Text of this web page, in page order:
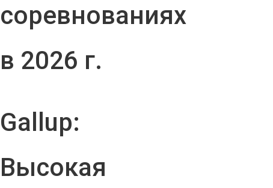
соревнованиях
в 2026 г.
Gallup:
Высокая